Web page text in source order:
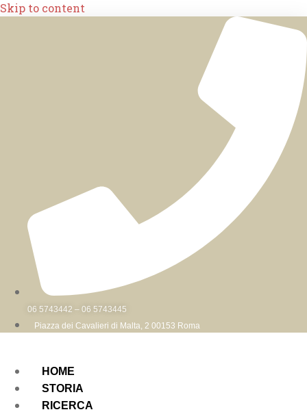
Skip to content
06 5743442 – 06 5743445
Piazza dei Cavalieri di Malta, 2 00153 Roma
HOME
STORIA
RICERCA